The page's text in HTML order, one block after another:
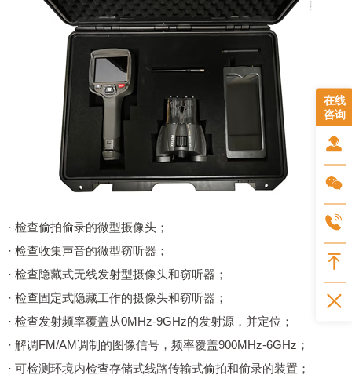
· 检查偷拍偷录的微型摄像头；
· 检查收集声音的微型窃听器；
· 检查隐藏式无线发射型摄像头和窃听器；
· 检查固定式隐藏工作的摄像头和窃听器；
· 检查发射频率覆盖从0MHz-9GHz的发射源，并定位；
· 解调FM/AM调制的图像信号，频率覆盖900MHz-6GHz；
· 可检测环境内检查存储式线路传输式偷拍和偷录的装置；
在线
咨询